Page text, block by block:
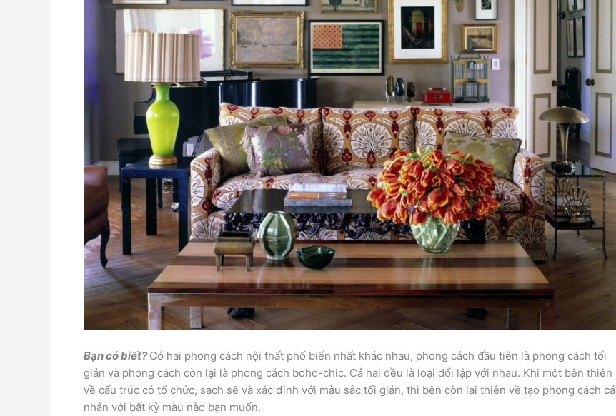
Bạn có biết?Có hai phong cách nội thất phổ biến nhất khác nhau, phong cách đầu tiên là phong cách tối
giản và phong cách còn lại là phong cách boho-chic. Cả hai đều là loại đối lập với nhau. Khi một bên thiên
về cấu trúc có tổ chức, sạch sẽ và xác định với màu sắc tối giản, thì bên còn lại thiên về tạo phong cách cá
nhân với bất kỳ màu nào bạn muốn.